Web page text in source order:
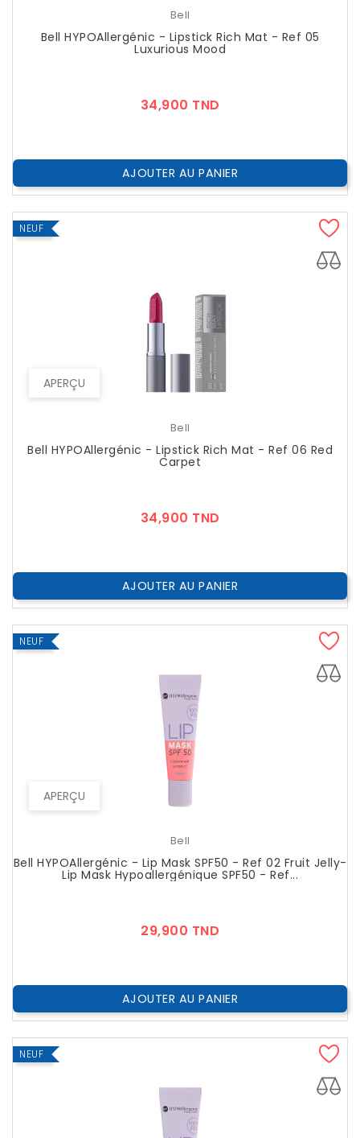
Bell
Bell HYPOAllergénic - Lipstick Rich Mat - Ref 05
Luxurious Mood
34,900 TND
AJOUTER AU PANIER
APERÇU
NEUF
Bell
Bell HYPOAllergénic - Lipstick Rich Mat - Ref 06 Red
Carpet
34,900 TND
AJOUTER AU PANIER
APERÇU
NEUF
Bell
Bell HYPOAllergénic - Lip Mask SPF50 - Ref 02 Fruit Jelly-
Lip Mask Hypoallergénique SPF50 - Ref...
29,900 TND
AJOUTER AU PANIER
NEUF